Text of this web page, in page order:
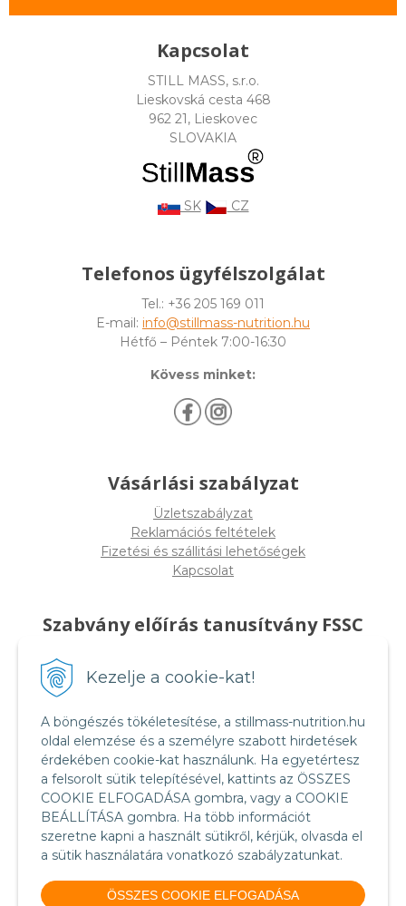
Kezelje a cookie-kat!
A böngészés tökéletesítése, a stillmass-nutrition.hu
oldal elemzése és a személyre szabott hirdetések
érdekében cookie-kat használunk. Ha egyetértesz
a felsorolt sütik telepítésével, kattints az ÖSSZES
COOKIE ELFOGADÁSA gombra, vagy a COOKIE
BEÁLLÍTÁSA gombra. Ha több információt
szeretne kapni a használt sütikről, kérjük, olvasda el
a sütik használatára vonatkozó szabályzatunkat.
ÖSSZES COOKIE ELFOGADÁSA
Kapcsolat
STILL MASS, s.r.o.
Lieskovská cesta 468
962 21, Lieskovec
SLOVAKIA
SK CZ
Telefonos ügyfélszolgálat
Tel.: +36 205 169 011
E-mail: info@stillmass-nutrition.hu
Hétfő – Péntek 7:00-16:30
Kövess minket:
Vásárlási szabályzat
Üzletszabályzat
Reklamációs feltételek
Fizetési és szállitási lehetőségek
Kapcsolat
Szabvány előírás tanusítvány FSSC
Food Safety System Certification FSSC 22000
(English version)